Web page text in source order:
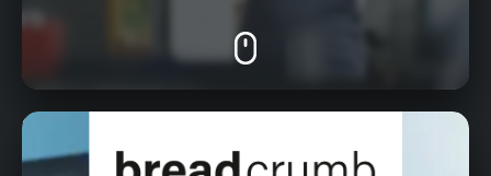
Kressenstein 26, 95326 Kulmbach